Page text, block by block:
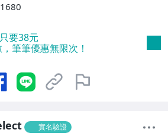
要38元
筆筆優惠無限次！
實名驗證